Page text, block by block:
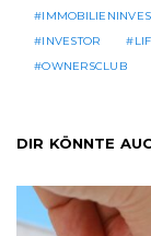
INVESTOR
OWNERSCLUB
DIR KÖNNTE